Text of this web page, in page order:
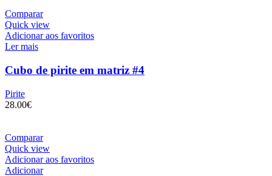
Comparar
Quick view
Adicionar aos favoritos
Ler mais
Cubo de pirite em matriz #4
Pirite
28.00€
Comparar
Quick view
Adicionar aos favoritos
Adicionar